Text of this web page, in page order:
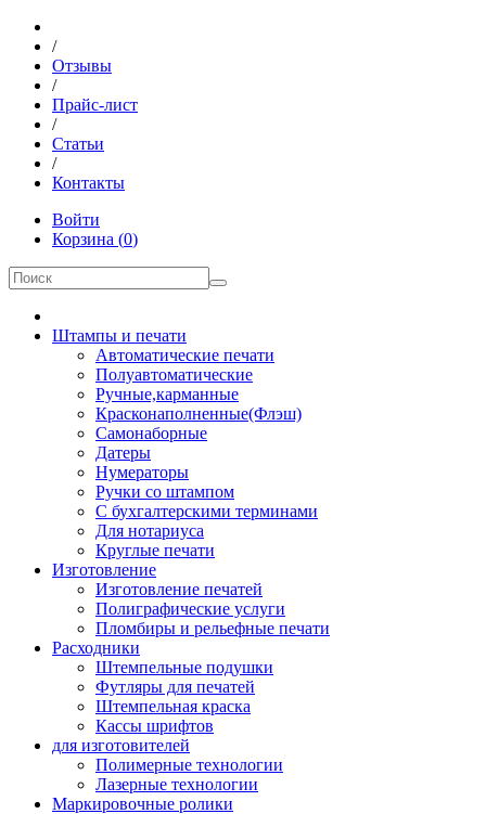
/
Отзывы
/
Прайс-лист
/
Статьи
/
Контакты
Войти
Корзина (0)
Штампы и печати
Автоматические печати
Полуавтоматические
Ручные,карманные
Красконаполненные(Флэш)
Самонаборные
Датеры
Нумераторы
Ручки со штампом
С бухгалтерскими терминами
Для нотариуса
Круглые печати
Изготовление
Изготовление печатей
Полиграфические услуги
Пломбиры и рельефные печати
Расходники
Штемпельные подушки
Футляры для печатей
Штемпельная краска
Кассы шрифтов
для изготовителей
Полимерные технологии
Лазерные технологии
Маркировочные ролики